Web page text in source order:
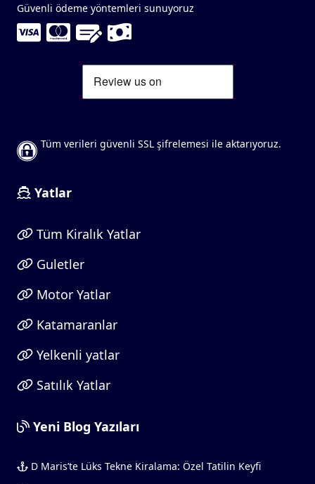
Güvenli ödeme yöntemleri sunuyoruz
Tüm verileri güvenli SSL şifrelemesi ile aktarıyoruz.
Yatlar
Tüm Kiralık Yatlar
Guletler
Motor Yatlar
Katamaranlar
Yelkenli yatlar
Satılık Yatlar
Yeni Blog Yazıları
D Maris’te Lüks Tekne Kiralama: Özel Tatilin Keyfi